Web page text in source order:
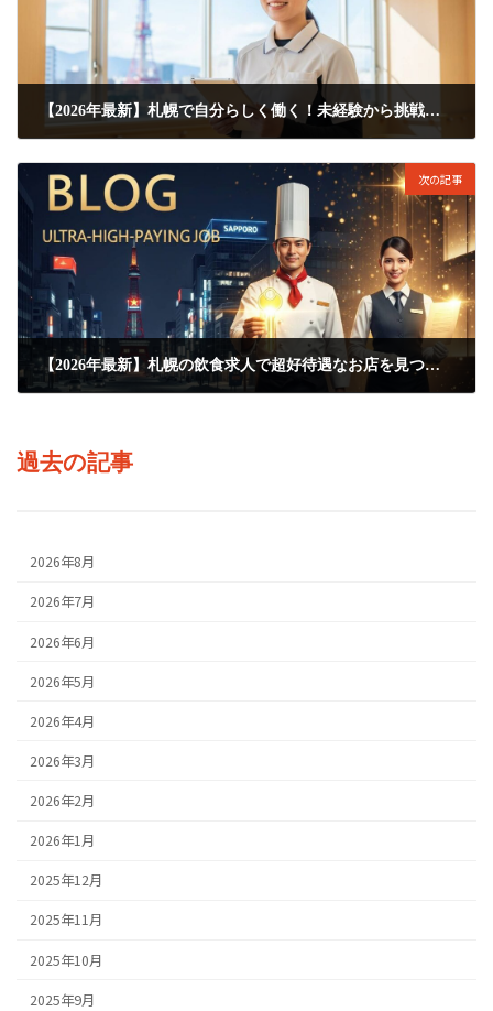
【2026年最新】札幌で自分らしく働く！未経験から挑戦できる好条件な福祉求人まとめ
次の記事
【2026年最新】札幌の飲食求人で超好待遇なお店を見つける裏ワザ公開！
過去の記事
2026年8月
2026年7月
2026年6月
2026年5月
2026年4月
2026年3月
2026年2月
2026年1月
2025年12月
2025年11月
2025年10月
2025年9月